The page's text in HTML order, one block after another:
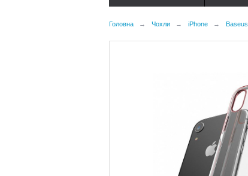
Головна → Чохли → iPhone → Baseus